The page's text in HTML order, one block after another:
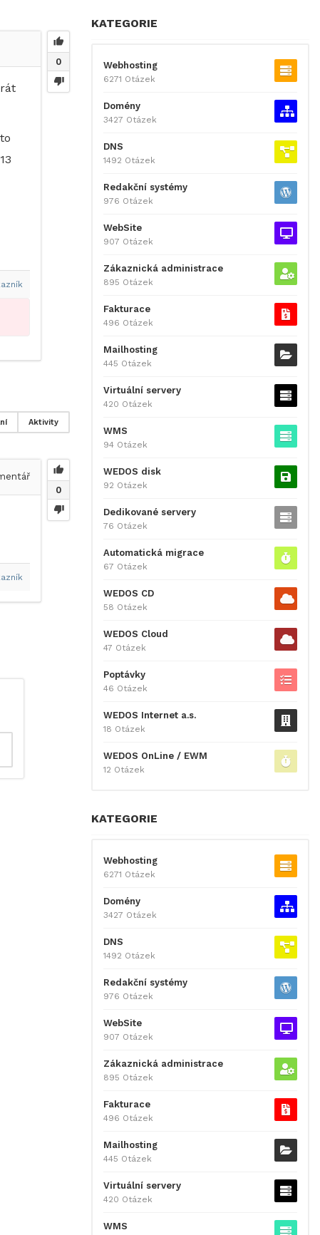
0
Aktivity
0
KATEGORIE
Webhosting
6271 Otázek
Domény
3427 Otázek
DNS
1492 Otázek
Redakční systémy
976 Otázek
WebSite
907 Otázek
Zákaznická administrace
895 Otázek
Fakturace
496 Otázek
Mailhosting
445 Otázek
Virtuální servery
420 Otázek
WMS
94 Otázek
WEDOS disk
92 Otázek
Dedikované servery
76 Otázek
Automatická migrace
67 Otázek
WEDOS CD
58 Otázek
WEDOS Cloud
47 Otázek
Poptávky
46 Otázek
WEDOS Internet a.s.
18 Otázek
WEDOS OnLine / EWM
12 Otázek
KATEGORIE
Webhosting
6271 Otázek
Domény
3427 Otázek
DNS
1492 Otázek
Redakční systémy
976 Otázek
WebSite
907 Otázek
Zákaznická administrace
895 Otázek
Fakturace
496 Otázek
Mailhosting
445 Otázek
Virtuální servery
420 Otázek
WMS